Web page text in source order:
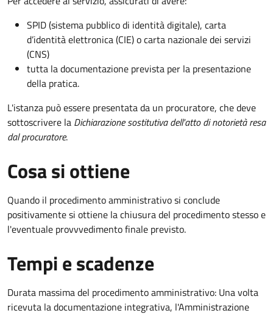
SPID (sistema pubblico di identità digitale), carta
d’identità elettronica (CIE) o carta nazionale dei servizi
(CNS)
tutta la documentazione prevista per la presentazione
della pratica.
L'istanza può essere presentata da un procuratore, che deve
sottoscrivere la Dichiarazione sostitutiva dell'atto di notorietà resa
dal procuratore.
Cosa si ottiene
Quando il procedimento amministrativo si conclude
positivamente si ottiene la chiusura del procedimento stesso e
l'eventuale provvvedimento finale previsto.
Tempi e scadenze
Durata massima del procedimento amministrativo: Una volta
ricevuta la documentazione integrativa, l'Amministrazione